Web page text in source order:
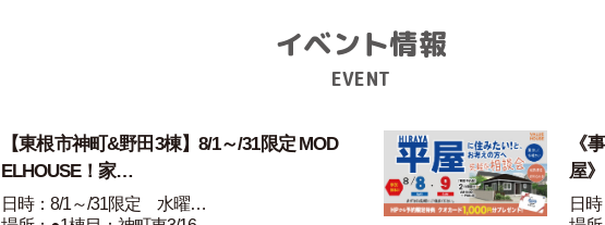
イベント情報
EVENT
【東根市神町&野田3棟】8/1～/31限定 MOD
ELHOUSE！家…
日時：8/1～/31限定 水曜…
《
屋
日